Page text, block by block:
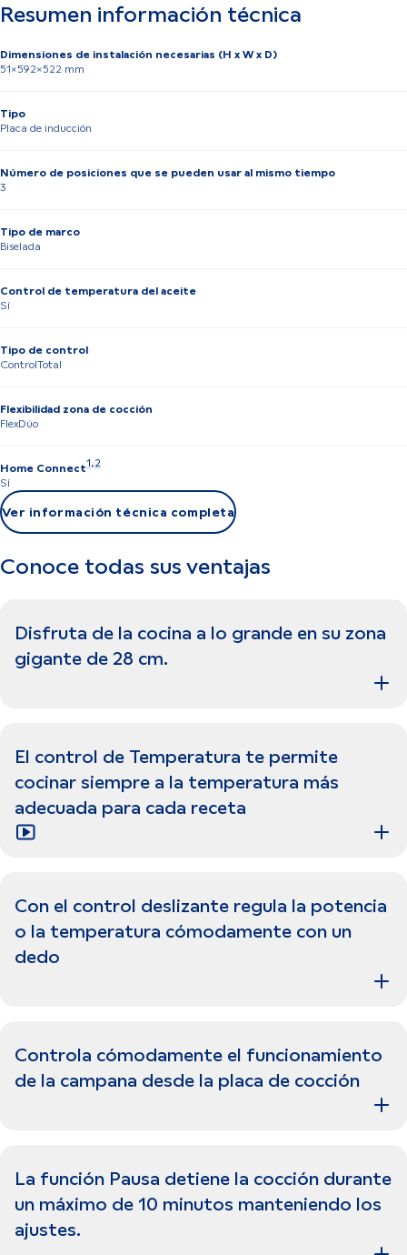
Resumen información técnica
Dimensiones de instalación necesarias (H x W x D)
51x592x522 mm
Tipo
Placa de inducción
Número de posiciones que se pueden usar al mismo tiempo
3
Tipo de marco
Biselada
Control de temperatura del aceite
Sí
Tipo de control
ControlTotal
Flexibilidad zona de cocción
FlexDúo
Home ConnectNota 1: Proporcionamos actualizaciones para mantener las
1,,Nota 2: A algunas de las funciones mostradas solo se puede
2
Sí
Ver información técnica completa
Conoce todas sus ventajas
Disfruta de la cocina a lo grande en su zona
gigante de 28 cm.
El control de Temperatura te permite
cocinar siempre a la temperatura más
adecuada para cada receta
Con el control deslizante regula la potencia
o la temperatura cómodamente con un
dedo
Controla cómodamente el funcionamiento
de la campana desde la placa de cocción
La función Pausa detiene la cocción durante
un máximo de 10 minutos manteniendo los
ajustes.